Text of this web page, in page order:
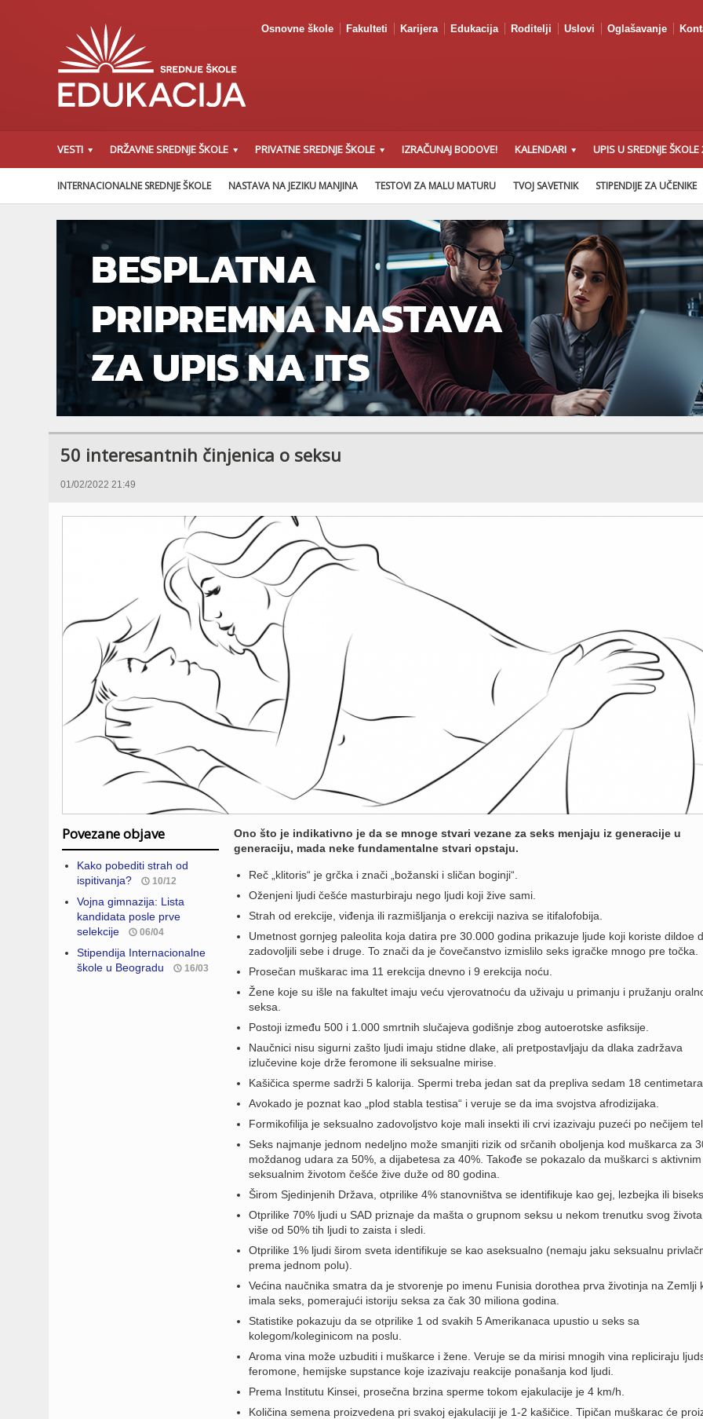
Osnovne škole Fakulteti Karijera Edukacija Roditelji Uslovi Oglašavanje
VESTI DRŽAVNE SREDNJE ŠKOLE PRIVATNE SREDNJE ŠKOLE IZRAČUNAJ BODOVE! KALENDARI UPIS U SREDNJE
INTERNACIONALNE SREDNJE ŠKOLE NASTAVA NA JEZIKU MANJINA TESTOVI ZA MALU MATURU TVOJ SAVETNIK STIPENDIJE ZA UČENIKE
50 interesantnih činjenica o seksu
01/02/2022 21:49
Povezane objave
Kako pobediti strah od
ispitivanja?
10/12
Vojna gimnazija: Lista
kandidata posle prve
selekcije
06/04
Stipendija Internacionalne
škole u Beogradu
16/03
Ono što je indikativno je da se mnoge stvari vezane za seks menjaju iz generacije u
generaciju, mada neke fundamentalne stvari opstaju.
Reč „klitoris“ je grčka i znači „božanski i sličan boginji“.
Oženjeni ljudi češće masturbiraju nego ljudi koji žive sami.
Strah od erekcije, viđenja ili razmišljanja o erekciji naziva se itifalofobija.
Umetnost gornjeg paleolita koja datira pre 30.000 godina prikazuje ljude koji koriste dildoe
zadovoljili sebe i druge. To znači da je čovečanstvo izmislilo seks igračke mnogo pre točka.
Prosečan muškarac ima 11 erekcija dnevno i 9 erekcija noću.
Žene koje su išle na fakultet imaju veću vjerovatnoću da uživaju u primanju i pružanju
seksa.
Postoji između 500 i 1.000 smrtnih slučajeva godišnje zbog autoerotske asfiksije.
Naučnici nisu sigurni zašto ljudi imaju stidne dlake, ali pretpostavljaju da dlaka zadržava
izlučevine koje drže feromone ili seksualne mirise.
Kašičica sperme sadrži 5 kalorija. Spermi treba jedan sat da prepliva sedam 18 centimetara.
Avokado je poznat kao „plod stabla testisa“ i veruje se da ima svojstva afrodizijaka.
Formikofilija je seksualno zadovoljstvo koje mali insekti ili crvi izazivaju puzeći po nečijem
Seks najmanje jednom nedeljno može smanjiti rizik od srčanih oboljenja kod muškarca za
moždanog udara za 50%, a dijabetesa za 40%. Takođe se pokazalo da muškarci s aktivnim
seksualnim životom češće žive duže od 80 godina.
Širom Sjedinjenih Država, otprilike 4% stanovništva se identifikuje kao gej, lezbejka ili
Otprilike 70% ljudi u SAD priznaje da mašta o grupnom seksu u nekom trenutku svog
više od 50% tih ljudi to zaista i sledi.
Otprilike 1% ljudi širom sveta identifikuje se kao aseksualno (nemaju jaku seksualnu
prema jednom polu).
Većina naučnika smatra da je stvorenje po imenu Funisia dorothea prva životinja na Zemlji
imala seks, pomerajući istoriju seksa za čak 30 miliona godina.
Statistike pokazuju da se otprilike 1 od svakih 5 Amerikanaca upustio u seks sa
kolegom/koleginicom na poslu.
Aroma vina može uzbuditi i muškarce i žene. Veruje se da mirisi mnogih vina repliciraju
feromone, hemijske supstance koje izazivaju reakcije ponašanja kod ljudi.
Prema Institutu Kinsei, prosečna brzina sperme tokom ejakulacije je 4 km/h.
Količina semena proizvedena pri svakoj ejakulaciji je 1-2 kašičice. Tipičan muškarac će